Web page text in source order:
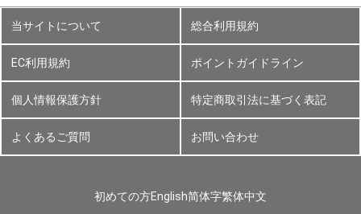
当サイトについて 総合利用規約
EC利用規約 ポイントガイドライン
個人情報保護方針 特定商取引法に基づく表記
よくあるご質問 お問い合わせ
初めての方English简体字繁体中文